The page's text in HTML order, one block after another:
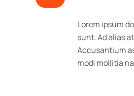
Lorem ipsum
sunt. Ad alias
Accusantium
modi mollitia